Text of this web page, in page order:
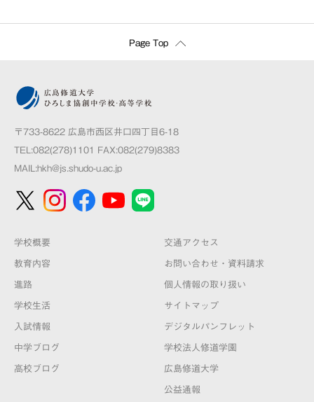
Page Top
〒733-8622 広島市西区井口四丁目6-18
TEL:082(278)1101 FAX:082(279)8383
MAIL:hkh@js.shudo-u.ac.jp
学校概要
教育内容
進路
学校生活
入試情報
中学ブログ
高校ブログ
交通アクセス
お問い合わせ・資料請求
個人情報の取り扱い
サイトマップ
デジタルパンフレット
学校法人修道学園
広島修道大学
公益通報